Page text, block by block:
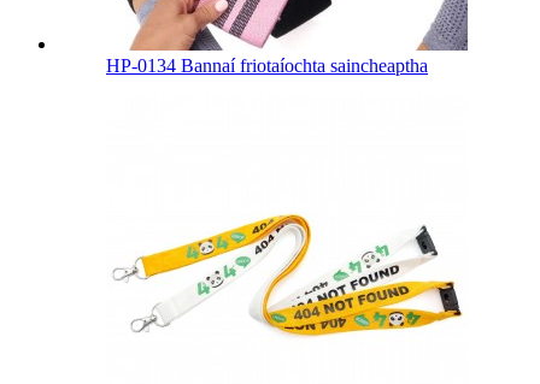
HP-0134 Bannaí friotaíochta saincheaptha